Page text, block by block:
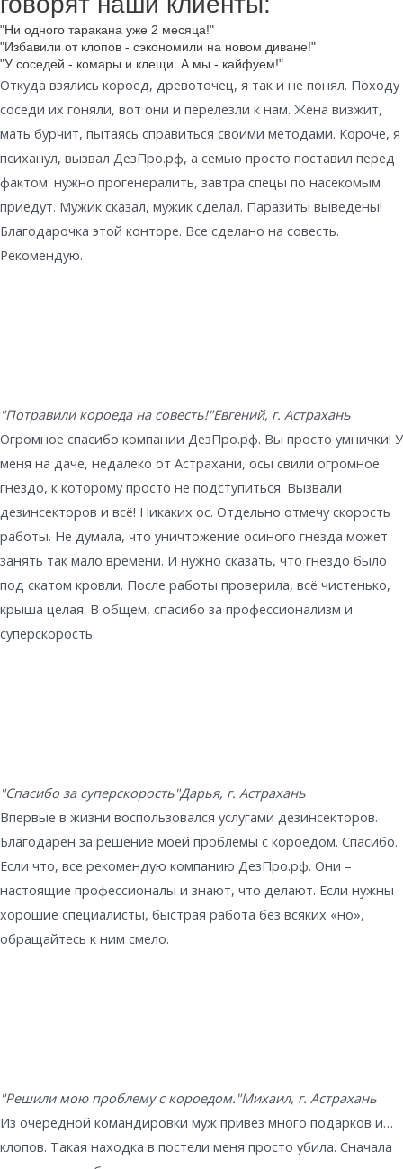
"Ни одного таракана уже 2 месяца!"
"Избавили от клопов - сэкономили на новом диване!"
"У соседей - комары и клещи. А мы - кайфуем!"
Откуда взялись короед, древоточец, я так и не понял. Походу
соседи их гоняли, вот они и перелезли к нам. Жена визжит,
мать бурчит, пытаясь справиться своими методами. Короче, я
психанул, вызвал ДезПро.рф, а семью просто поставил перед
фактом: нужно прогенералить, завтра спецы по насекомым
приедут. Мужик сказал, мужик сделал. Паразиты выведены!
Благодарочка этой конторе. Все сделано на совесть.
Рекомендую.
"Потравили короеда на совесть!"Евгений, г. Астрахань
Огромное спасибо компании ДезПро.рф. Вы просто умнички! У
меня на даче, недалеко от Астрахани, осы свили огромное
гнездо, к которому просто не подступиться. Вызвали
дезинсекторов и всё! Никаких ос. Отдельно отмечу скорость
работы. Не думала, что уничтожение осиного гнезда может
занять так мало времени. И нужно сказать, что гнездо было
под скатом кровли. После работы проверила, всё чистенько,
крыша целая. В общем, спасибо за профессионализм и
суперскорость.
"Спасибо за суперскорость"Дарья, г. Астрахань
Впервые в жизни воспользовался услугами дезинсекторов.
Благодарен за решение моей проблемы с короедом. Спасибо.
Если что, все рекомендую компанию ДезПро.рф. Они –
настоящие профессионалы и знают, что делают. Если нужны
хорошие специалисты, быстрая работа без всяких «но»,
обращайтесь к ним смело.
"Решили мою проблему с короедом."Михаил, г. Астрахань
Из очередной командировки муж привез много подарков и…
клопов. Такая находка в постели меня просто убила. Сначала